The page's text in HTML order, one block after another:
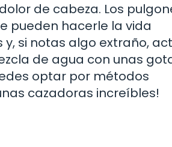
de cabeza. Los
pueden hacerle la vida
si notas algo extraño,
de agua con unas
optar por métodos
cazadoras increíbles!